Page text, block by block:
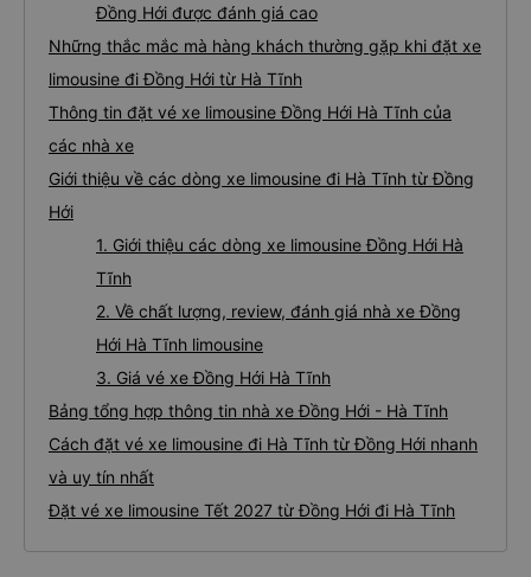
Đồng Hới được đánh giá cao
Những thắc mắc mà hàng khách thường gặp khi đặt xe
limousine đi Đồng Hới từ Hà Tĩnh
Thông tin đặt vé xe limousine Đồng Hới Hà Tĩnh của
các nhà xe
Giới thiệu về các dòng xe limousine đi Hà Tĩnh từ Đồng
Hới
1. Giới thiệu các dòng xe limousine Đồng Hới Hà
Tĩnh
2. Về chất lượng, review, đánh giá nhà xe Đồng
Hới Hà Tĩnh limousine
3. Giá vé xe Đồng Hới Hà Tĩnh
Bảng tổng hợp thông tin nhà xe Đồng Hới - Hà Tĩnh
Cách đặt vé xe limousine đi Hà Tĩnh từ Đồng Hới nhanh
và uy tín nhất
Đặt vé xe limousine Tết 2027 từ Đồng Hới đi Hà Tĩnh